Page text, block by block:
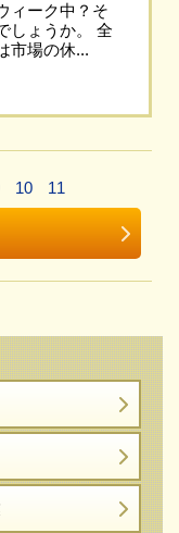
ィーク中？そ
しょうか。 全
市場の休...
10 11